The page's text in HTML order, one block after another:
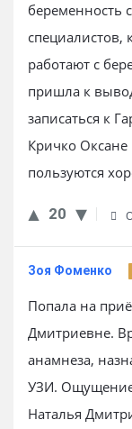
беременность
работают с
пришла к
записаться к
Кричко
пользуются
20
Зоя Фоменко
Попала на
Дмитриевне.
анамнеза,
УЗИ. Ощущение
Наталья